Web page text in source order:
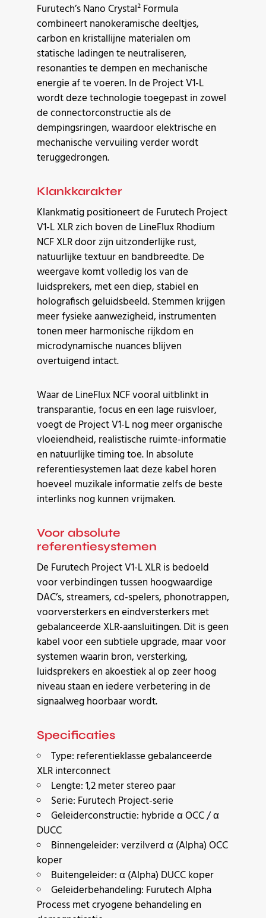
Furutech’s Nano Crystal² Formula
combineert nanokeramische deeltjes,
carbon en kristallijne materialen om
statische ladingen te neutraliseren,
resonanties te dempen en mechanische
energie af te voeren. In de Project V1-L
wordt deze technologie toegepast in zowel
de connectorconstructie als de
dempingsringen, waardoor elektrische en
mechanische vervuiling verder wordt
teruggedrongen.
Klankkarakter
Klankmatig positioneert de Furutech Project
V1-L XLR zich boven de LineFlux Rhodium
NCF XLR door zijn uitzonderlijke rust,
natuurlijke textuur en bandbreedte. De
weergave komt volledig los van de
luidsprekers, met een diep, stabiel en
holografisch geluidsbeeld. Stemmen krijgen
meer fysieke aanwezigheid, instrumenten
tonen meer harmonische rijkdom en
microdynamische nuances blijven
overtuigend intact.
Waar de LineFlux NCF vooral uitblinkt in
transparantie, focus en een lage ruisvloer,
voegt de Project V1-L nog meer organische
vloeiendheid, realistische ruimte-informatie
en natuurlijke timing toe. In absolute
referentiesystemen laat deze kabel horen
hoeveel muzikale informatie zelfs de beste
interlinks nog kunnen vrijmaken.
Voor absolute
referentiesystemen
De Furutech Project V1-L XLR is bedoeld
voor verbindingen tussen hoogwaardige
DAC’s, streamers, cd-spelers, phonotrappen,
voorversterkers en eindversterkers met
gebalanceerde XLR-aansluitingen. Dit is geen
kabel voor een subtiele upgrade, maar voor
systemen waarin bron, versterking,
luidsprekers en akoestiek al op zeer hoog
niveau staan en iedere verbetering in de
signaalweg hoorbaar wordt.
Specificaties
Type: referentieklasse gebalanceerde
XLR interconnect
Lengte: 1,2 meter stereo paar
Serie: Furutech Project-serie
Geleiderconstructie: hybride α OCC / α
DUCC
Binnengeleider: verzilverd α (Alpha) OCC
koper
Buitengeleider: α (Alpha) DUCC koper
Geleiderbehandeling: Furutech Alpha
Process met cryogene behandeling en